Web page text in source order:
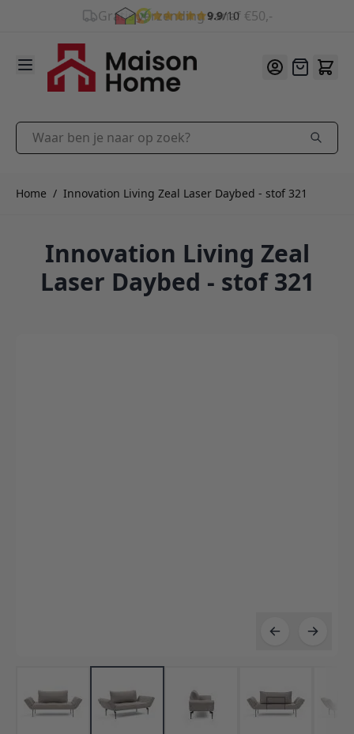
9.9/10
Ga naar de inhoud
Offerte
Waar ben je naar op zoek?
Home / Innovation Living Zeal Laser Daybed - stof 321
Innovation Living Zeal
Laser Daybed - stof 321